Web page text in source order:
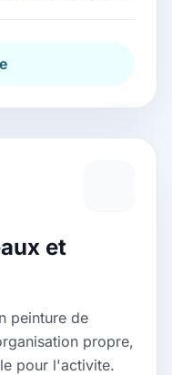
et
peinture de
propre,
pour l'activite.